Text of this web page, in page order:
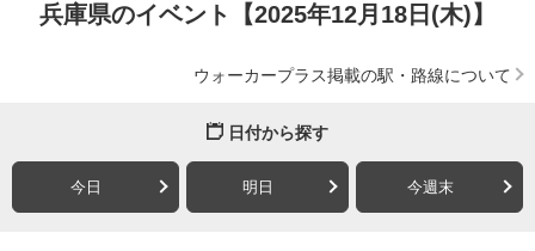
兵庫県のイベント【2025年12月18日(木)】
ウォーカープラス掲載の駅・路線について
日付から探す
今日 明日 今週末